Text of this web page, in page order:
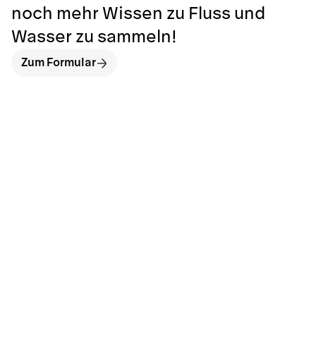
noch mehr Wissen zu Fluss und
Wasser zu sammeln!
Zum Formular